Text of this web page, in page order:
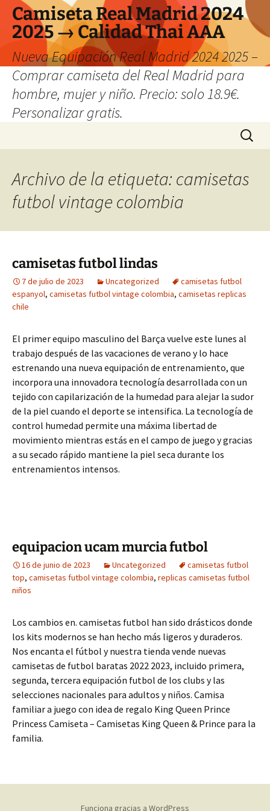
Camiseta Real Madrid 2024
2025 → Calidad Thai AAA
Nueva Equipación Real Madrid 2024 2025 –
Comprar camiseta del Real Madrid para
hombre, mujer y niño. Precio: solo 18.9€.
Personalizar gratis.
Buscar:
Archivo de la etiqueta: camisetas
futbol vintage colombia
camisetas futbol lindas
7 de julio de 2023 Uncategorized
camisetas futbol
espanyol, camisetas futbol vintage colombia, camisetas replicas
chile
El primer equipo masculino del Barça vuelve este lunes al
trabajo después de las vacaciones de verano y lo hace
estrenando una nueva equipación de entrenamiento, que
incorpora una innovadora tecnología desarrollada con un
tejido con capilarización de la humedad para alejar la sudor
de la piel cuando el deporte se intensifica. La tecnología de
control humedad permite una máxima libertad de
movimiento mientras estás en el campo de juego y gracias
a su secado rápido mantiene la piel seca durante los
entrenamientos intensos.
equipacion ucam murcia futbol
16 de junio de 2023 Uncategorized
camisetas futbol
top, camisetas futbol vintage colombia, replicas camisetas futbol
niños
Los cambios en. camisetas futbol han sido drásticos donde
los kits modernos se han hecho más ligeros y duraderos.
Nos encanta el fútbol y nuestra tienda vende nuevas
camisetas de futbol baratas 2022 2023, incluido primera,
segunda, tercera equipación futbol de los clubs y las
selecciones nacionales para adultos y niños. Camisa
familiar a juego con idea de regalo King Queen Prince
Princess Camiseta – Camisetas King Queen & Prince para la
familia.
Funciona gracias a WordPress